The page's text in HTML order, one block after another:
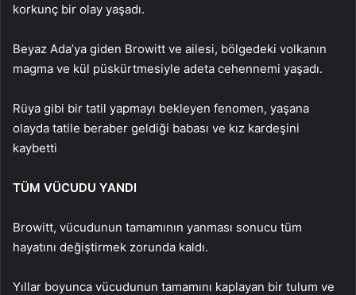
korkunç bir olay yaşadı.
Beyaz Ada’ya giden Browitt ve ailesi, bölgedeki volkanın
magma ve kül püskürtmesiyle adeta cehennemi yaşadı.
Rüya gibi bir tatil yapmayı bekleyen fenomen, yaşana
olayda tatile beraber geldiği babası ve kız kardeşini
kaybetti
TÜM VÜCUDU YANDI
Browitt, vücudunun tamamının yanması sonucu tüm
hayatını değiştirmek zorunda kaldı.
Yıllar boyunca vücudunun tamamını kaplayan bir tulum ve